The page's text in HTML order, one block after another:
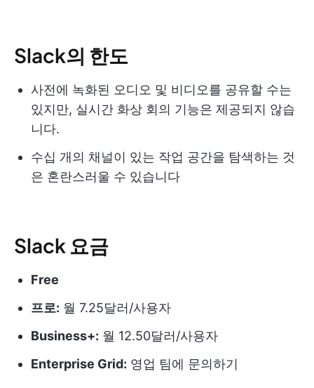
Slack의 한도
사전에 녹화된 오디오 및 비디오를 공유할 수는
있지만, 실시간 화상 회의 기능은 제공되지 않습
니다.
수십 개의 채널이 있는 작업 공간을 탐색하는 것
은 혼란스러울 수 있습니다
Slack 요금
Free
프로: 월 7.25달러/사용자
Business+: 월 12.50달러/사용자
Enterprise Grid: 영업 팀에 문의하기